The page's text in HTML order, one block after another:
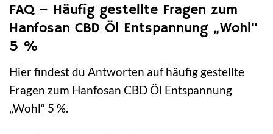
FAQ – Häufig gestellte Fragen zum
Hanfosan CBD Öl Entspannung „Wohl“
5 %
Hier findest du Antworten auf häufig gestellte
Fragen zum Hanfosan CBD Öl Entspannung
„Wohl“ 5 %.